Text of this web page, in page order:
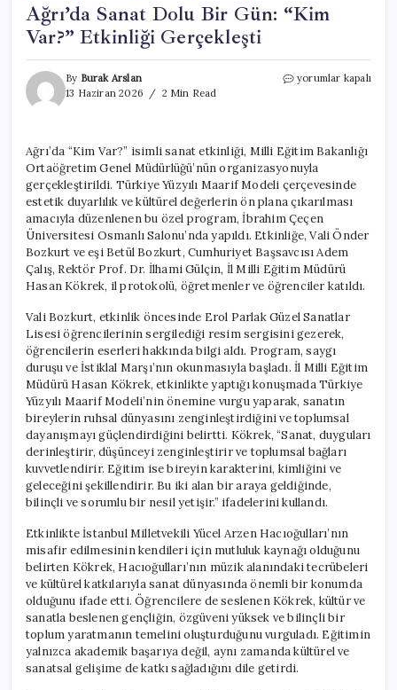
Ağrı’da Sanat Dolu Bir Gün: “Kim
Var?” Etkinliği Gerçekleşti
By Burak Arslan
13 Haziran 2026
2 Min Read
Ağrı’da
“Kim
Var?”
Etkinliği
Gerçekleşti
için
yorumlar kapalı
Ağrı’da “Kim Var?” isimli sanat etkinliği, Milli Eğitim Bakanlığı
Ortaöğretim Genel Müdürlüğü’nün organizasyonuyla
gerçekleştirildi. Türkiye Yüzyılı Maarif Modeli çerçevesinde
estetik duyarlılık ve kültürel değerlerin ön plana çıkarılması
amacıyla düzenlenen bu özel program, İbrahim Çeçen
Üniversitesi Osmanlı Salonu’nda yapıldı. Etkinliğe, Vali Önder
Bozkurt ve eşi Betül Bozkurt, Cumhuriyet Başsavcısı Adem
Çalış, Rektör Prof. Dr. İlhami Gülçin, İl Milli Eğitim Müdürü
Hasan Kökrek, il protokolü, öğretmenler ve öğrenciler katıldı.
Vali Bozkurt, etkinlik öncesinde Erol Parlak Güzel Sanatlar
Lisesi öğrencilerinin sergilediği resim sergisini gezerek,
öğrencilerin eserleri hakkında bilgi aldı. Program, saygı
duruşu ve İstiklal Marşı’nın okunmasıyla başladı. İl Milli Eğitim
Müdürü Hasan Kökrek, etkinlikte yaptığı konuşmada Türkiye
Yüzyılı Maarif Modeli’nin önemine vurgu yaparak, sanatın
bireylerin ruhsal dünyasını zenginleştirdiğini ve toplumsal
dayanışmayı güçlendirdiğini belirtti. Kökrek, “Sanat, duyguları
derinleştirir, düşünceyi zenginleştirir ve toplumsal bağları
kuvvetlendirir. Eğitim ise bireyin karakterini, kimliğini ve
geleceğini şekillendirir. Bu iki alan bir araya geldiğinde,
bilinçli ve sorumlu bir nesil yetişir.” ifadelerini kullandı.
Etkinlikte İstanbul Milletvekili Yücel Arzen Hacıoğulları’nın
misafir edilmesinin kendileri için mutluluk kaynağı olduğunu
belirten Kökrek, Hacıoğulları’nın müzik alanındaki tecrübeleri
ve kültürel katkılarıyla sanat dünyasında önemli bir konumda
olduğunu ifade etti. Öğrencilere de seslenen Kökrek, kültür ve
sanatla beslenen gençliğin, özgüveni yüksek ve bilinçli bir
toplum yaratmanın temelini oluşturduğunu vurguladı. Eğitimin
yalnızca akademik başarıya değil, aynı zamanda kültürel ve
sanatsal gelişime de katkı sağladığını dile getirdi.